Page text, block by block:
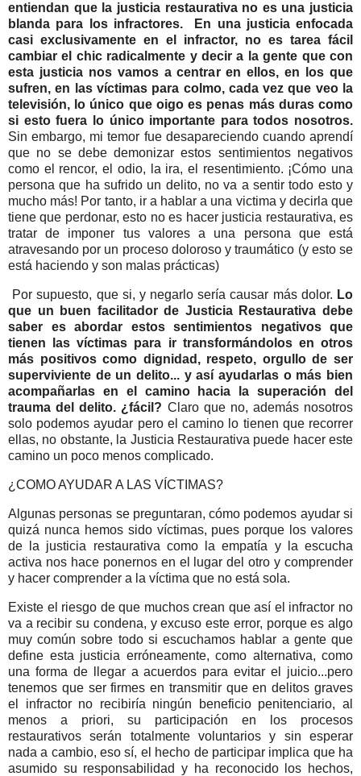
entiendan que la justicia restaurativa no es una justicia
blanda para los infractores. En una justicia enfocada
casi exclusivamente en el infractor, no es tarea fácil
cambiar el chic radicalmente y decir a la gente que con
esta justicia nos vamos a centrar en ellos, en los que
sufren, en las víctimas para colmo, cada vez que veo la
televisión, lo único que oigo es penas más duras como
si esto fuera lo único importante para todos nosotros.
Sin embargo, mi temor fue desapareciendo cuando aprendí
que no se debe demonizar estos sentimientos negativos
como el rencor, el odio, la ira, el resentimiento. ¡Cómo una
persona que ha sufrido un delito, no va a sentir todo esto y
mucho más! Por tanto, ir a hablar a una victima y decirla que
tiene que perdonar, esto no es hacer justicia restaurativa, es
tratar de imponer tus valores a una persona que está
atravesando por un proceso doloroso y traumático (y esto se
está haciendo y son malas prácticas)
Por supuesto, que si, y negarlo sería causar más dolor. Lo
que un buen facilitador de Justicia Restaurativa debe
saber es abordar estos sentimientos negativos que
tienen las víctimas para ir transformándolos en otros
más positivos como dignidad, respeto, orgullo de ser
superviviente de un delito... y así ayudarlas o más bien
acompañarlas en el camino hacia la superación del
trauma del delito. ¿fácil? Claro que no, además nosotros
solo podemos ayudar pero el camino lo tienen que recorrer
ellas, no obstante, la Justicia Restaurativa puede hacer este
camino un poco menos complicado.
¿COMO AYUDAR A LAS VÍCTIMAS?
Algunas personas se preguntaran, cómo podemos ayudar si
quizá nunca hemos sido víctimas, pues porque los valores
de la justicia restaurativa como la empatía y la escucha
activa nos hace ponernos en el lugar del otro y comprender
y hacer comprender a la víctima que no está sola.
Existe el riesgo de que muchos crean que así el infractor no
va a recibir su condena, y excuso este error, porque es algo
muy común sobre todo si escuchamos hablar a gente que
define esta justicia erróneamente, como alternativa, como
una forma de llegar a acuerdos para evitar el juicio...pero
tenemos que ser firmes en transmitir que en delitos graves
el infractor no recibiría ningún beneficio penitenciario, al
menos a priori, su participación en los procesos
restaurativos serán totalmente voluntarios y sin esperar
nada a cambio, eso sí, el hecho de participar implica que ha
asumido su responsabilidad y ha reconocido los hechos,